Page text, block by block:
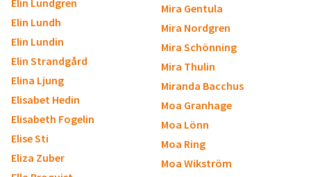
Elin Lundgren
Elin Lundh
Elin Lundin
Elin Strandgård
Elina Ljung
Elisabet Hedin
Elisabeth Fogelin
Elise Sti
Eliza Zuber
Mira Gentula
Mira Nordgren
Mira Schönning
Mira Thulin
Miranda Bacchus
Moa Granhage
Moa Lönn
Moa Ring
Moa Wikström